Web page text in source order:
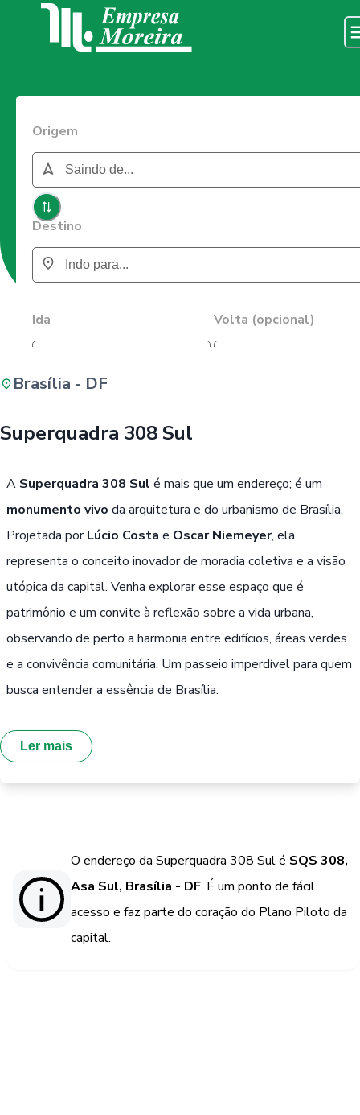
Origem
Destino
Ida Volta (opcional)
Brasília - DF
Superquadra 308 Sul
A Superquadra 308 Sul é mais que um endereço; é um
monumento vivo da arquitetura e do urbanismo de Brasília.
Projetada porLúcio Costa e Oscar Niemeyer, ela
representa o conceito inovador de moradia coletiva e a visão
utópica da capital. Venha explorar esse espaço que é
patrimônio e um convite à reflexão sobre a vida urbana,
observando de perto a harmonia entre edifícios, áreas verdes
e a convivência comunitária. Um passeio imperdível para quem
busca entender a essência de Brasília.
Ler mais
O endereço da Superquadra 308 Sul é SQS 308,
Asa Sul, Brasília - DF. É um ponto de fácil
acesso e faz parte do coração do Plano Piloto da
capital.